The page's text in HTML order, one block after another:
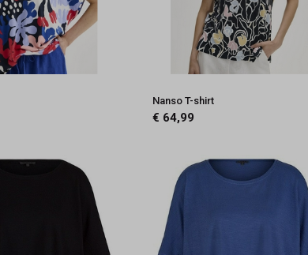
Nanso T-shirt
€ 64,99